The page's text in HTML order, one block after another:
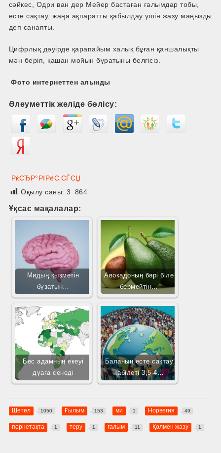
сәйкес, Одри ван дер Мейер бастаған ғалымдар тобы,
есте сақтау, жаңа ақпаратты қабылдау үшін жазу маңызды
деп санапты.
Цифрлық дәуірде қарапайым халық бұған қаншалықты
мән беріп, қашан мойын бұратыны белгісіз.
Фото интернеттен алынды
Әлеуметтік желіде бөлісу:
РќСЂР°РІРёС‚СЃСЏ
Оқылу саны:3 864
Ұқсас мақалалар:
Мидың қызметін
бұзатын…
Авокадоның бәрі біле
бермейтін…
Бес адамның екеуі
дуаға сенеді
Баланың есте сақтау
қабілеті 3,5-4…
Шетел 1050 Ғылым 153 ми 1 Норвегия 49
пернетақта 1 теру 1 ғалым 11 Қолмен жазу 1